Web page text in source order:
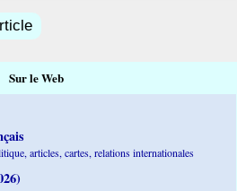
Sur le Web
articles, cartes, relations internationales